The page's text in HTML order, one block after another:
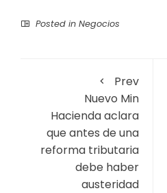
Posted in Negocios
Prev
Nuevo Min
Hacienda aclara
que antes de una
reforma tributaria
debe haber
austeridad